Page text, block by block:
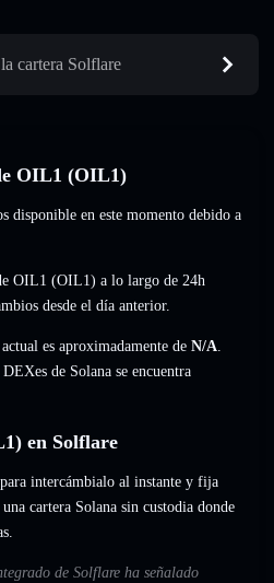
cartera Solflare
OIL1 (OIL1)
disponible en este momento debido a
OIL1 (OIL1) a lo largo de 24h
desde el día anterior.
es aproximadamente de N/A.
de Solana se encuentra
en Solflare
intercámbialo al instante y fija
cartera Solana sin custodia donde
de Solflare ha señalado